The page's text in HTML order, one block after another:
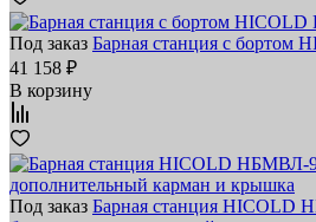
Под заказ Барная станция с
41 158 ₽
В корзину
Под заказ Барная станция